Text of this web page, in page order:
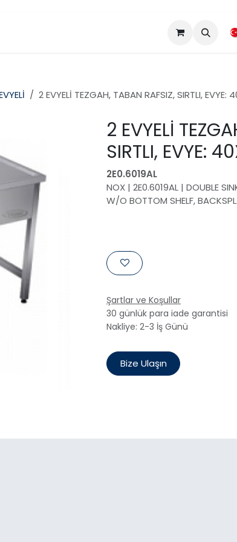
2 EVYELİ TEZGAH, TABAN RAFSIZ, SIRTLI,
2 EVYELİ
SIRTLI, EVYE:
2E0.6019AL
NOX | 2E0.6019AL | DOUBLE
W/O BOTTOM SHELF,
Şartlar ve Koşullar
30 günlük para iade garantisi
Nakliye: 2-3 İş Günü
Bize Ulaşın